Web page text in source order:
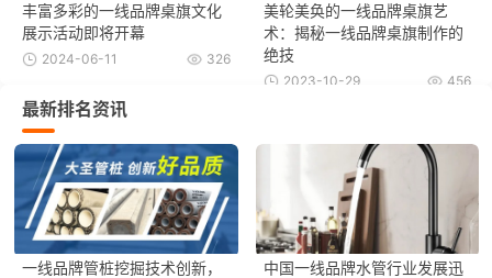
丰富多彩的一线品牌桌旗文化
展示活动即将开幕
326
2024-06-11
美轮美奂的一线品牌桌旗艺
术：揭秘一线品牌桌旗制作的
绝技
456
2023-10-29
最新排名资讯
一线品牌管桩挖掘技术创新，
中国一线品牌水管行业发展迅